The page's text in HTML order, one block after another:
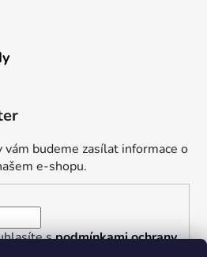
budeme zasílat informace o
e-shopu.
spodmínkami ochrany